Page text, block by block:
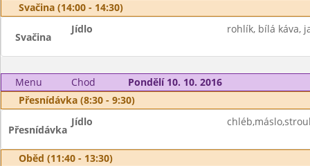
Svačina (14:00 - 14:30)
Svačina
Jídlo rohlík, bílá káva,
Menu Chod
Pondělí 10. 10. 2016
Přesnídávka (8:30 - 9:30)
Přesnídávka
Jídlo
Oběd (11:40 - 13:30)